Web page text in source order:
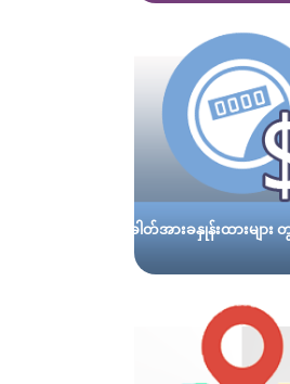
ဓါတ်အားခနှုန်းထားများ